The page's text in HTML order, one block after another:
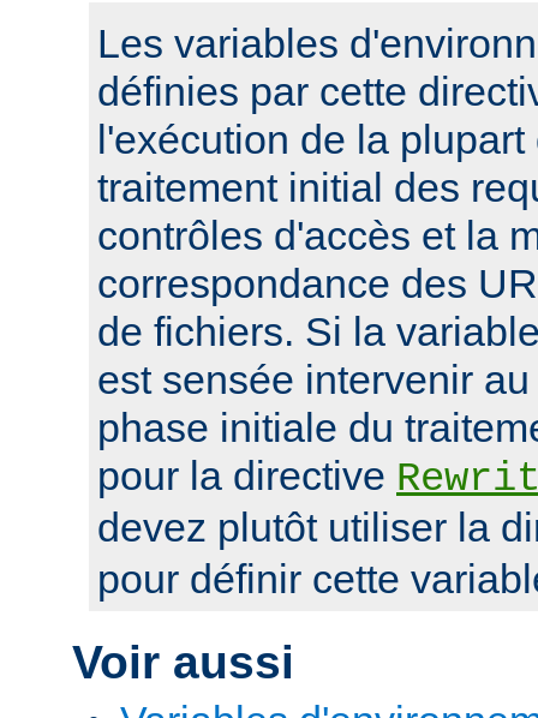
Les variables
définies par cette
l'exécution de la
traitement initial des
contrôles d'accès et la
correspondance des
de fichiers. Si la
est sensée intervenir
phase initiale du
pour la directive
devez plutôt utiliser la
pour définir cette
Voir aussi